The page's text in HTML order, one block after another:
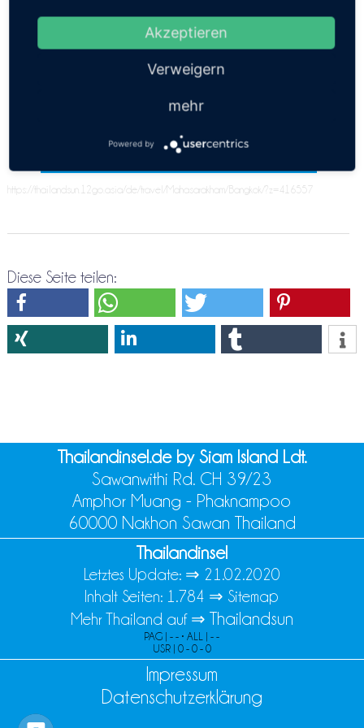
Zwischenstop angeben. Bitte versuche es doch
nochmals über die
Direktreservierung Mahasarakham ⇒ Bangkok
https://thailandsun.12go.asia/de/travel/Mahasarakham/Bangkok/?z=416557
Diese Seite teilen:
Thailandinsel.de by Siam Island Ldt.
Sawanwithi Rd. CH 39/23
Amphor Muang - Phaknampoo
60000 Nakhon Sawan Thailand
Thailandinsel
Letztes Update: ⇒ 21.02.2020
Inhalt Seiten: 1.784 ⇒ Sitemap
Mehr Thailand auf ⇒ Thailandsun
PAG | - - • ALL | - -
USR | 0 - 0 - 0
Impressum
Datenschutzerklärung
Akzeptieren
Verweigern
mehr
Powered by